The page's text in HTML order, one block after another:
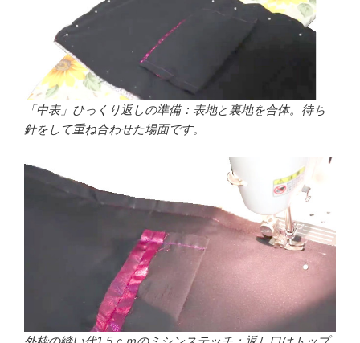
「中表」ひっくり返しの準備：表地と裏地を合体。待ち
針をして重ね合わせた場面です。